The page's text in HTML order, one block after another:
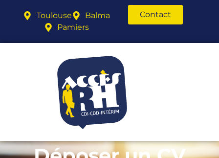
Toulouse
Balma
Pamiers
Contact